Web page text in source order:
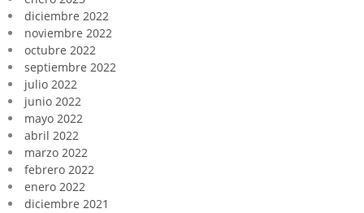
diciembre 2022
noviembre 2022
octubre 2022
septiembre 2022
julio 2022
junio 2022
mayo 2022
abril 2022
marzo 2022
febrero 2022
enero 2022
diciembre 2021